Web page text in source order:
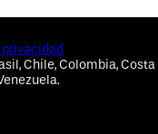
Chile, Colombia, Costa